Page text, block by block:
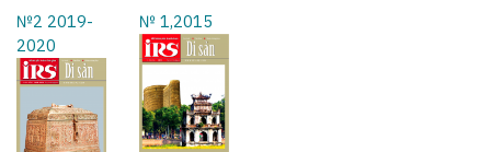
№2 2019-
2020
№ 1,2015